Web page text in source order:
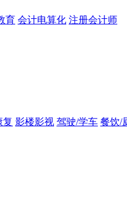
育 会计电算化 注册会计师
复 影楼影视 驾驶/学车 餐饮/